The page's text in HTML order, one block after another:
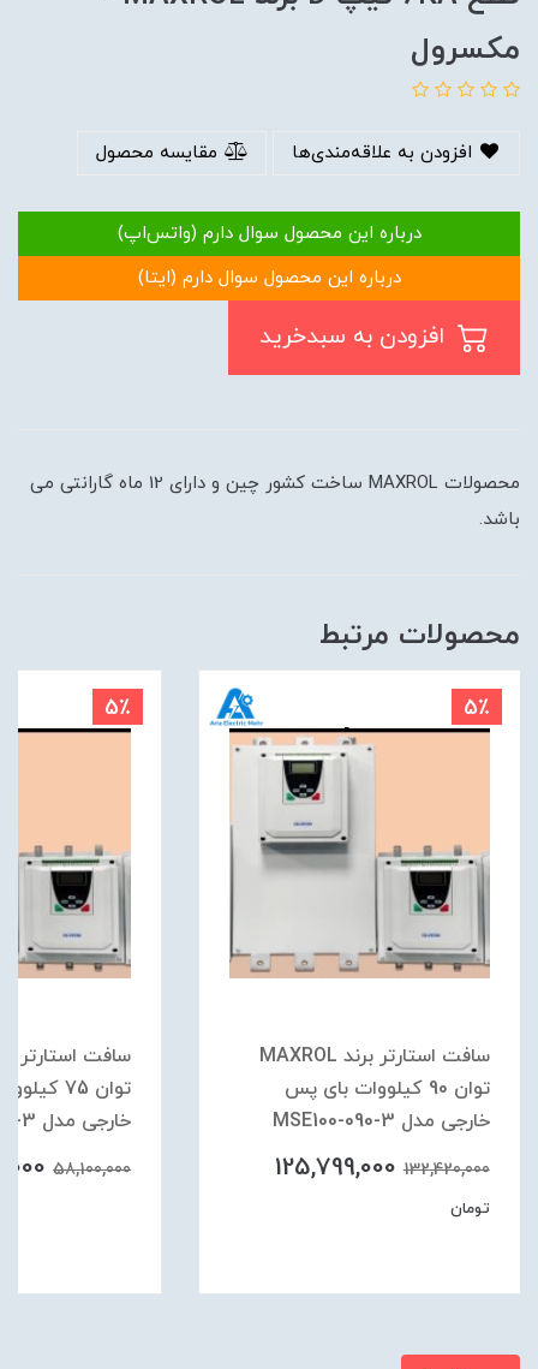
مکسرول
افزودن به علاقه‌مندی‌ها مقایسه محصول
درباره این محصول سوال دارم (واتس‌اپ)
درباره این محصول سوال دارم (ایتا)
محصولات MAXROL ساخت کشور چین و دارای 12 ماه گارانتی می
باشد.
محصولات مرتبط
5٪
سافت استارتر برند MAXROL
توان 90 کیلووات بای پس
خارجی مدل MSE100-090-3
132,420,000
125,799,000
تومان
5٪
توان 75
خارجی مدل MSE100-075-3
58,100,000